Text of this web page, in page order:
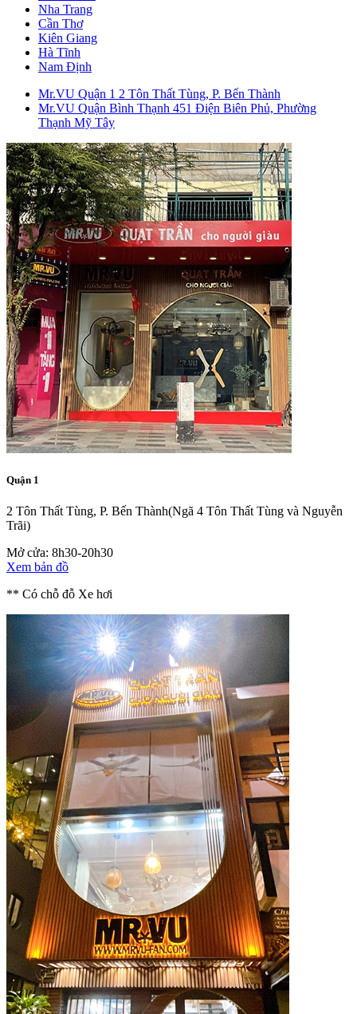
Nha Trang
Cần Thơ
Kiên Giang
Hà Tĩnh
Nam Định
Mr.VU Quận 1 2 Tôn Thất Tùng, P. Bến Thành
Mr.VU Quận Bình Thạnh 451 Điện Biên Phủ, Phường
Thạnh Mỹ Tây
Quận 1
2 Tôn Thất Tùng, P. Bến Thành(Ngã 4 Tôn Thất Tùng và Nguyễn
Trãi)
Mở cửa: 8h30-20h30
Xem bản đồ
** Có chỗ đỗ Xe hơi